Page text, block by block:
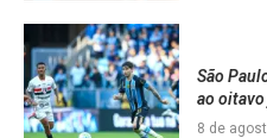
São
ao
8 de